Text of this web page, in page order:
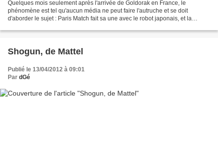
Quelques mois seulement après l'arrivée de Goldorak en France, le
phénomène est tel qu'aucun média ne peut faire l'autruche et se doit
d'aborder le sujet : Paris Match fait sa une avec le robot japonais, et la
Shogun, de Mattel
Publié le 13/04/2012 à 09:01
Par dGé